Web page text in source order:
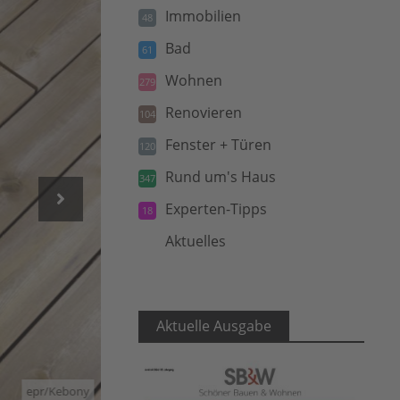
epr/Kebony
48 Immobilien
61 Bad
279 Wohnen
104 Renovieren
120 Fenster + Türen
347 Rund um's Haus
18 Experten-Tipps
Aktuelles
Aktuelle Ausgabe